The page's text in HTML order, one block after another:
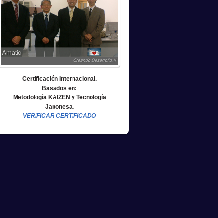
Certificación Internacional.
Basados en:
Metodología KAIZEN y Tecnología
Japonesa.
VERIFICAR CERTIFICADO